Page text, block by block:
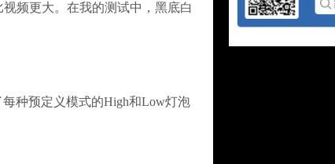
频更大。在我的测试中，黑底白
种预定义模式的High和Low灯泡